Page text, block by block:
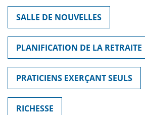
SALLE DE NOUVELLES
PLANIFICATION DE LA RETRAITE
PRATICIENS EXERÇANT SEULS
RICHESSE